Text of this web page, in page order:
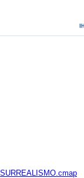
SURREALISMO.cmap